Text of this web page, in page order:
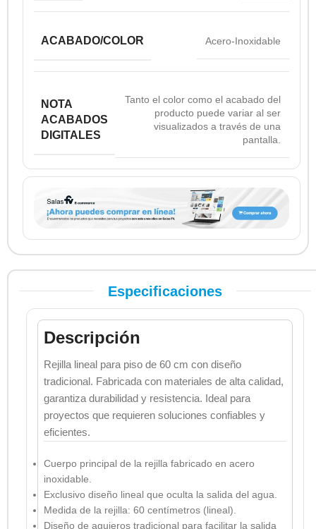
ACABADO/COLOR Acero-Inoxidable
NOTA
ACABADOS
DIGITALES
Tanto el color como el acabado del
producto puede variar al ser
visualizados a través de una
pantalla.
Especificaciones
Descripción
Rejilla lineal para piso de 60 cm con diseño
tradicional. Fabricada con materiales de alta calidad,
garantiza durabilidad y resistencia. Ideal para
proyectos que requieren soluciones confiables y
eficientes.
Cuerpo principal de la rejilla fabricado en acero
inoxidable.
Exclusivo diseño lineal que oculta la salida del agua.
Medida de la rejilla: 60 centímetros (lineal).
Diseño de agujeros tradicional para facilitar la salida